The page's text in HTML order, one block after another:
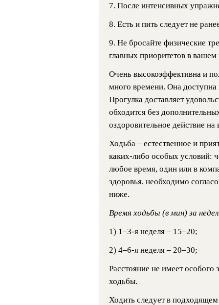
7. После интенсивных
8. Есть и пить следует не
9. Не бросайте физические
главных приоритетов в вашем
Очень высокоэффективна и
много времени. Она
Прогулка доставляет
обходится без
оздоровительное действие на
Ходьба – естественное и
каких-либо особых условий:
любое время, один или в
здоровья, необходимо
ниже.
Время ходьбы (в мин) за
1) 1–3-я неделя – 15–20;
2) 4–6-я неделя – 20–30;
Расстояние не имеет особого
ходьбы.
Ходить следует в